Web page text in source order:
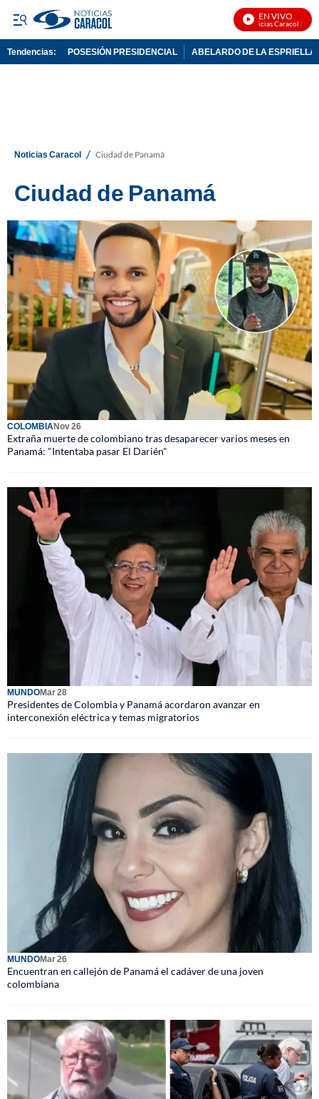
EN VIVO
Noticias Caracol En Vivo
Tendencias: POSESIÓN PRESIDENCIAL ABELARDO DE LA ESPRIELLA
Noticias Caracol / Ciudad de Panamá
Ciudad de Panamá
COLOMBIANov 26
Extraña muerte de colombiano tras desaparecer varios meses en
Panamá: "Intentaba pasar El Darién"
MUNDOMar 28
Presidentes de Colombia y Panamá acordaron avanzar en
interconexión eléctrica y temas migratorios
MUNDOMar 26
Encuentran en callejón de Panamá el cadáver de una joven
colombiana